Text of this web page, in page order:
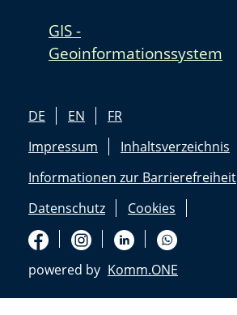
GIS -
Geoinformationssystem
DE EN
FR
Impressum
Inhaltsverzeichnis
Informationen zur Barrierefreiheit
Datenschutz
Cookies
powered by Komm.ONE